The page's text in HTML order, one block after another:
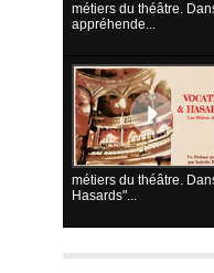
métiers du théâtre.
appréhende...
métiers du théâtre.
Hasards"...